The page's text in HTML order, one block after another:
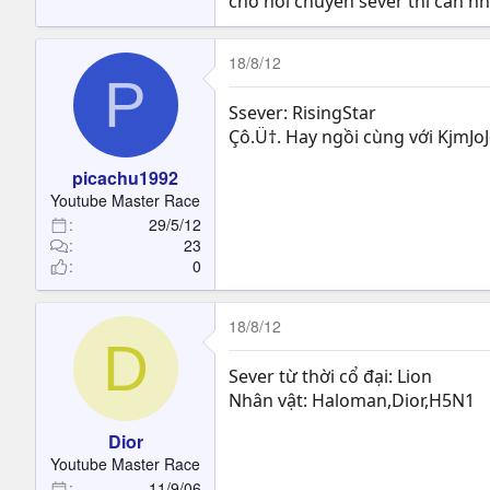
P
picachu1992
Youtube Master Race
29/5/12
23
0
18/8/12
Ssever: RisingStar
Çô.Ü†. Hay ngồi cùng với
D
Dior
Youtube Master Race
18/8/12
Sever từ thời cổ đại: Lion
Nhân vật: Haloman,Dior,H5N1